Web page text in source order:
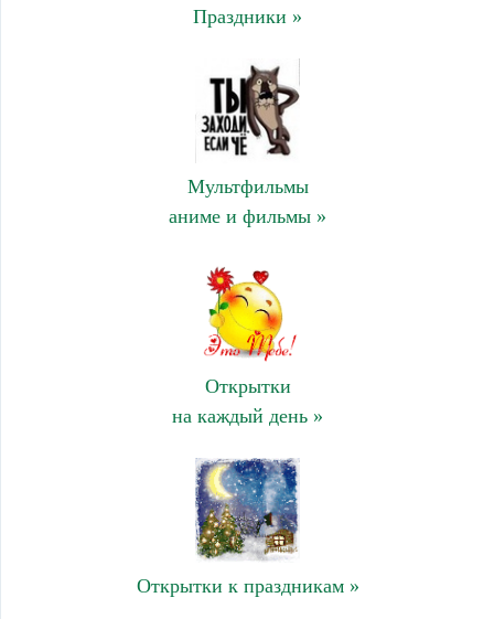
Праздники »
Мультфильмы
аниме и фильмы »
Открытки
на каждый день »
Открытки к праздникам »